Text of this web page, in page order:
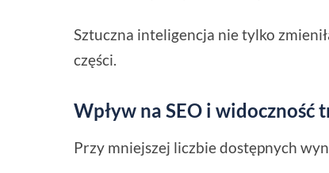
Sztuczna inteligencja nie tylko
części.
Wpływ na SEO i widoczność
Przy mniejszej liczbie dostępnych